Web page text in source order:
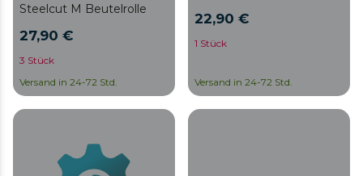
Steelcut M Beutelrolle
27,90 €
3 Stück
Versand in 24-72 Std.
22,90 €
1 Stück
Versand in 24-72 Std.